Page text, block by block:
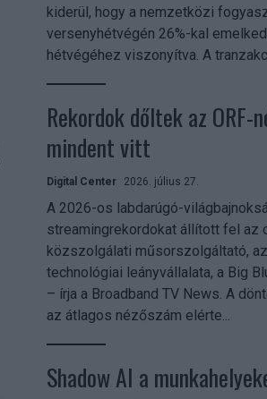
kiderül, hogy a nemzetközi
versenyhétvégén 26%-kal
hétvégéhez viszonyítva. A
Rekordok dőltek az
mindent vitt
Digital Center 2026. július 27.
A 2026-os labdarúgó-
streamingrekordokat állított fel az
közszolgálati műsorszolgáltató, az
technológiai leányvállalata, a Big
– írja a Broadband TV News. A
az átlagos nézőszám elérte...
Shadow AI a